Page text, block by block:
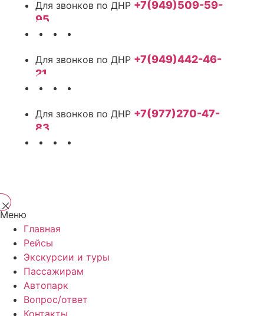
+7(949)509-59-
95
+7(949)442-46-
21
+7(977)270-47-
83
Меню
Главная
Рейсы
Экскурсии и туры
Пассажирам
Автопарк
Вопрос/ответ
Контакты